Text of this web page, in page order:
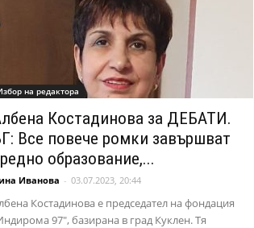
на редактора
Костадинова за ДЕБАТИ.
Все повече ромки завършват
образование,...
Иванова - 03.07.2023, 20:44
Костадинова е председател на фондация
97", базирана в град Куклен. Тя